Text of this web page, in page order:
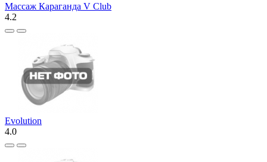
Массаж Караганда V Club
4.2
Evolution
4.0